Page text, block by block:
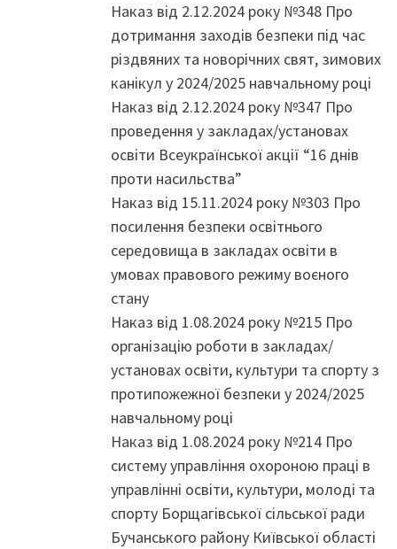
Наказ від 2.12.2024 року №348 Про
дотримання заходів безпеки під час
різдвяних та новорічних свят, зимових
канікул у 2024/2025 навчальному році
Наказ від 2.12.2024 року №347 Про
проведення у закладах/установах
освіти Всеукраїнської акції “16 днів
проти насильства”
Наказ від 15.11.2024 року №303 Про
посилення безпеки освітнього
середовища в закладах освіти в
умовах правового режиму воєного
стану
Наказ від 1.08.2024 року №215 Про
організацію роботи в закладах/
установах освіти, культури та спорту з
протипожежної безпеки у 2024/2025
навчальному році
Наказ від 1.08.2024 року №214 Про
систему управління охороною праці в
управлінні освіти, культури, молоді та
спорту Борщагівської сільської ради
Бучанського району Київської області